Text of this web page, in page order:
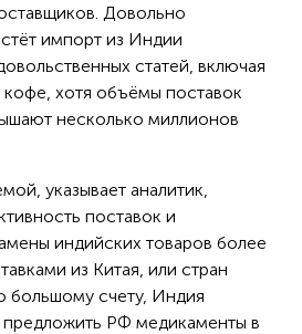
Довольно
импорт из Индии
статей, включая
хотя объёмы поставок
несколько миллионов
указывает аналитик,
поставок и
индийских товаров более
из Китая, или стран
большому счету, Индия
РФ медикаменты в